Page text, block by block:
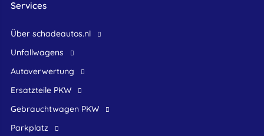
Services
Über schadeautos.nl
Unfallwagens
Autoverwertung
Ersatzteile PKW
Gebrauchtwagen PKW
Parkplatz